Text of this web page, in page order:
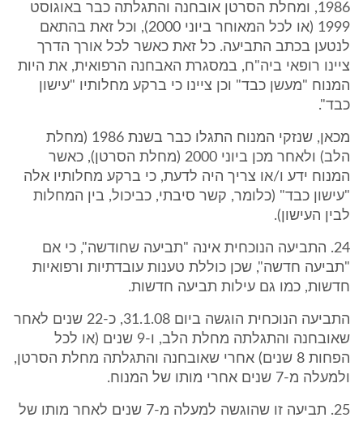
1986, ומחלת הסרטן אובחנה והתגלתה כבר באוגוסט
1999 (או לכל המאוחר ביוני 2000), וכל זאת בהתאם
לנטען בכתב התביעה. כל זאת כאשר לכל אורך הדרך
ציינו רופאי ביה"ח, במסגרת האבחנה הרפואית, את היות
המנוח "מעשן כבד" וכן ציינו כי ברקע מחלותיו "עישון
כבד".
מכאן, שנזקי המנוח התגלו כבר בשנת 1986 (מחלת
הלב) ולאחר מכן ביוני 2000 (מחלת הסרטן), כאשר
המנוח ידע ו/או צריך היה לדעת, כי ברקע מחלותיו אלה
"עישון כבד" (כלומר, קשר סיבתי, כביכול, בין המחלות
לבין העישון).
24. התביעה הנוכחית אינה "תביעה שחודשה", כי אם
"תביעה חדשה", שכן כוללת טענות עובדתיות ורפואיות
חדשות, כמו גם עילות תביעה חדשות.
התביעה הנוכחית הוגשה ביום 31.1.08, כ-22 שנים לאחר
שאובחנה והתגלתה מחלת הלב, ו-9 שנים (או לכל
הפחות 8 שנים) אחרי שאובחנה והתגלתה מחלת הסרטן,
ולמעלה מ-7 שנים אחרי מותו של המנוח.
25. תביעה זו שהוגשה למעלה מ-7 שנים לאחר מותו של